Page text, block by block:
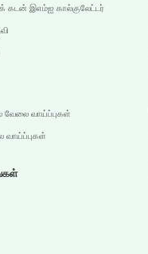
கடன் இஎம்ஐ கால்குலேட்டர்
வேலை வாய்ப்புகள்